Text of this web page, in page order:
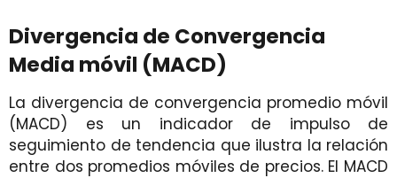
Divergencia de Convergencia
Media móvil (MACD)
La divergencia de convergencia promedio móvil
(MACD) es un indicador de impulso de
seguimiento de tendencia que ilustra la relación
entre dos promedios móviles de precios. El MACD